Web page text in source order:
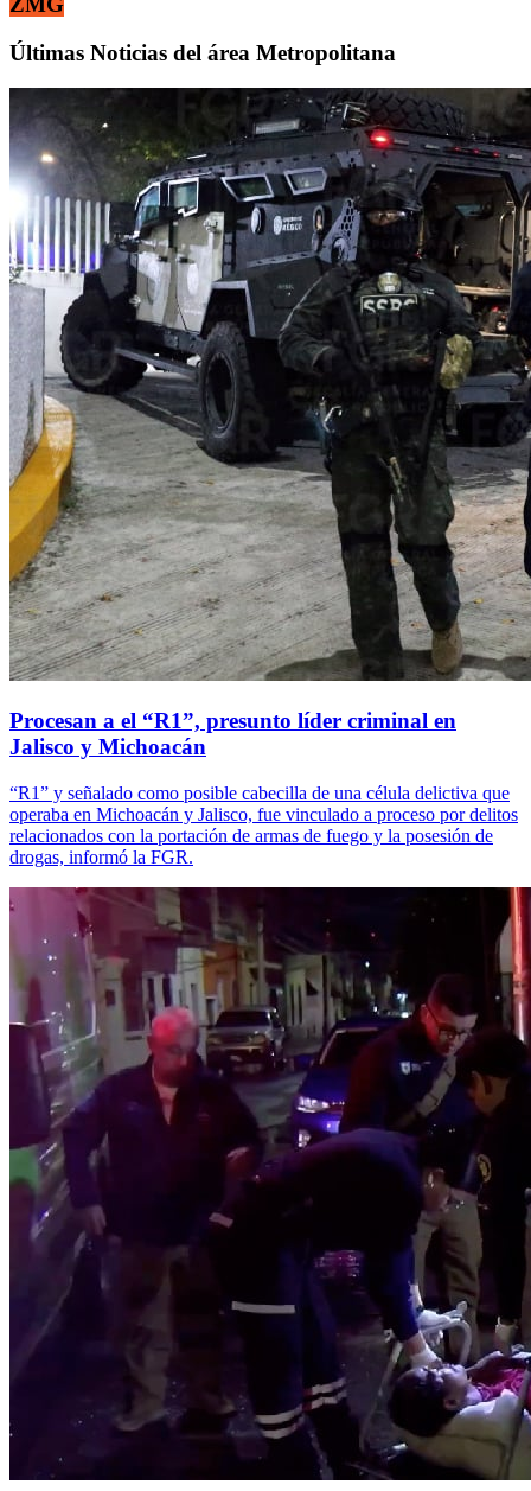
Últimas Noticias del área Metropolitana
Procesan a el “R1”, presunto líder criminal en
Jalisco y Michoacán
“R1” y señalado como posible cabecilla de una célula delictiva que
operaba en Michoacán y Jalisco, fue vinculado a proceso por delitos
relacionados con la portación de armas de fuego y la posesión de
drogas, informó la FGR.